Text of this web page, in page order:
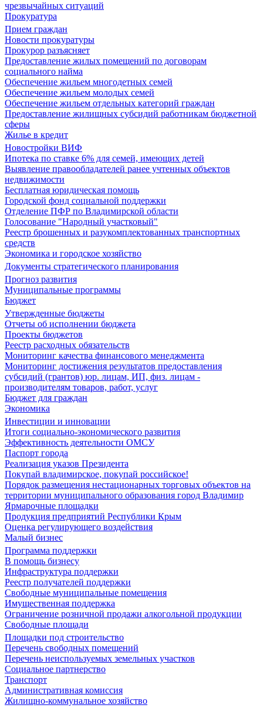
чрезвычайных ситуаций
Прокуратура
Прием граждан
Новости прокуратуры
Прокурор разъясняет
Предоставление жилых помещений по договорам
социального найма
Обеспечение жильем многодетных семей
Обеспечение жильем молодых семей
Обеспечение жильем отдельных категорий граждан
Предоставление жилищных субсидий работникам бюджетной
сферы
Жилье в кредит
Новостройки ВИФ
Ипотека по ставке 6% для семей, имеющих детей
Выявление правообладателей ранее учтенных объектов
недвижимости
Бесплатная юридическая помощь
Городской фонд социальной поддержки
Отделение ПФР по Владимирской области
Голосование "Народный участковый"
Реестр брошенных и разукомплектованных транспортных
средств
Экономика и городское хозяйство
Документы стратегического планирования
Прогноз развития
Муниципальные программы
Бюджет
Утвержденные бюджеты
Отчеты об исполнении бюджета
Проекты бюджетов
Реестр расходных обязательств
Мониторинг качества финансового менеджмента
Мониторинг достижения результатов предоставления
субсидий (грантов) юр. лицам, ИП, физ. лицам -
производителям товаров, работ, услуг
Бюджет для граждан
Экономика
Инвестиции и инновации
Итоги социально-экономического развития
Эффективность деятельности ОМСУ
Паспорт города
Реализация указов Президента
Покупай владимирское, покупай российское!
Порядок размещения нестационарных торговых объектов на
территории муниципального образования город Владимир
Ярмарочные площадки
Продукция предприятий Республики Крым
Оценка регулирующего воздействия
Малый бизнес
Программа поддержки
В помощь бизнесу
Инфраструктура поддержки
Реестр получателей поддержки
Свободные муниципальные помещения
Имущественная поддержка
Ограничение розничной продажи алкогольной продукции
Свободные площади
Площадки под строительство
Перечень свободных помещений
Перечень неиспользуемых земельных участков
Социальное партнерство
Транспорт
Административная комиссия
Жилищно-коммунальное хозяйство